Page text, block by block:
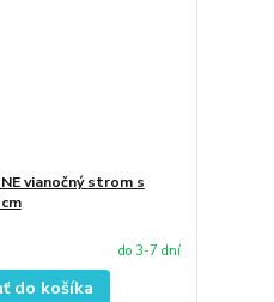
vianočný strom s
do 3-7 dní
do košíka